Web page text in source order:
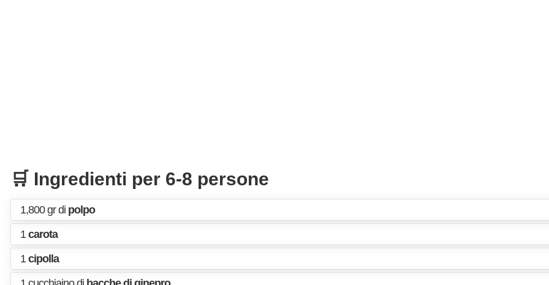
🛒 Ingredienti per 6-8 persone
1,800 gr di polpo
1carota
1cipolla